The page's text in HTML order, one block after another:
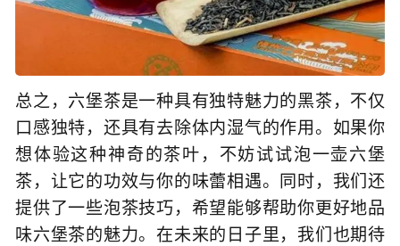
总之，六堡茶是一种具有独特魅力的黑茶，不仅
口感独特，还具有去除体内湿气的作用。如果你
想体验这种神奇的茶叶，不妨试试泡一壶六堡
茶，让它的功效与你的味蕾相遇。同时，我们还
提供了一些泡茶技巧，希望能够帮助你更好地品
味六堡茶的魅力。在未来的日子里，我们也期待